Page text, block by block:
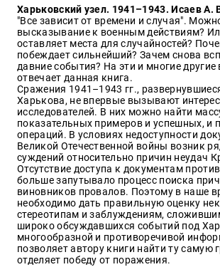
Харьковский узел. 1941–1943. Исаев А.
"Все зависит от времени и случая".
высказывание к военным действиям?
оставляет места для случайностей?
побеждает сильнейший? Зачем снова
давние события? На эти и многие другие
отвечает данная книга.
Сражения 1941–1943 гг.,
Харькова, не впервые вызывают
исследователей. В них можно найти
показательных примеров и успешных, и
операций. В условиях недоступности
Великой Отечественной войны возник
суждений относительно причин неудач
Отсутствие доступа к документам
больше запутывало процесс поиска
виновников провалов. Поэтому в наше
необходимо дать правильную оценку
стереотипам и заблуждениям,
широко обсуждавшихся событий под
многообразной и противоречивой
позволяет автору книги найти ту самую
отделяет победу от поражения.
Красота
и
здоровье
Оптовикам
Авторам
Контакты
Мероприятия
+7(499)
350-17-
79
Москва
pochta@den-
magazin.ru